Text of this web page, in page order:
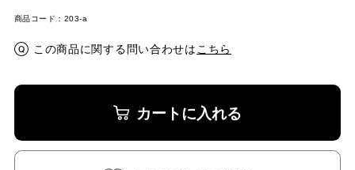
商品コード：203-a
この商品に関する問い合わせは こちら
カートに入れる